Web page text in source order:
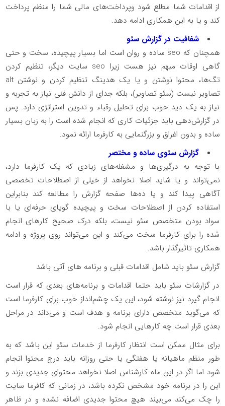
از اقدامات شما مطلع شود وپرداخت‌های مالی شما را منظم پرداخت
کند و یا به این همکاری ادامه دهد.
شفافیت در گزارش سئو
همچنان که seo ساده و روان است اما بسیار پیچیده، سخت و حتی
گاهی اوقات مبهم نیز هست زیرا seo سایت دیگر، تنظیم کردن
تگ‌ها، محتوا نوشتن و یا یک هدینگ تنظیم کردن و نوشتن alt
تصاویر نیست (سئو تصاویر)، بلکه جدای از دانش فنی نیاز به تجربه و
نیاز به یک دید خوب برای تحلیل رقباء و تدوین استراتژی دارد. پس
در گزارش‌دهی باید جزئیات کاری که انجام شده است را به زبان بسیار
ساده و بدون اغراق و بزرگنمایی به کارفرما ارائه نمود.
گزارش سئوی ساده و مختصر
با توجه به درگیری‌ها و مشغله‌های زیادی که یک کارفرما دارد،
نمی‌تواند و یا شاید اصلا نخواهد از خیلی از اصطلاحات تخصصی
آگاهی پیدا کند و یا ده‌ها صفحه گزارش را مطالعه کند بنابراین
استفاده کردن از اصطلاحات سخت و پیچیده گویای حرفه‌ای یا با
سواد بودن متخصص سئو نیست، بلکه درک صحیح کارهای انجام
شده را برای کارفرما سخت می‌کند و این می‌تواند روی پروژه و ادامه
همکاری تاثیرگذار باشد.
گزارش سئو باید شامل اقدامات قبلی و برنامه های آتی باشد
در گزارشات سئو باید حتما اقدامات و برنامه‌های بعدی که قرار است
انجام گیرد نیز نوشته شود، این یک چشم‌انداز خوب برای کارفرما است
که می‌گوید متخصص دارای برنامه و هدف است و می‌داند در مراحل
بعدی قرار است چه کارهایی انجام شود.
برای مثال ممکن است انتظار کارفرما از خدمات سئو این باشد که به
طور منظم ماهیانه یا هفتگی یا حتی روزانه باید درج محتوا انجام
شود اما اگر در این ماه کارشناس اصلا نخواهد محتوای جدیدی بزند و
این را در برنامه خود مشخص نکرده باشد، در زمانی که کافرما سایت
را چک می‌کند می‌بیند هیچ محتوا جدیدی اضافه نشده و در ظاهر